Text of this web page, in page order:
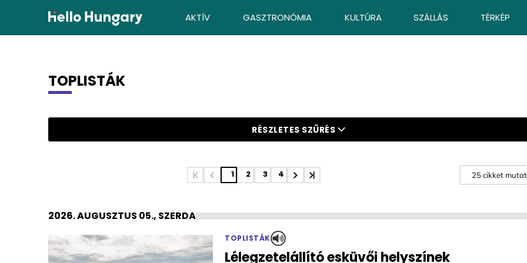
Ugrás a tartalomhoz AKTÍV GASZTRONÓMIA KULTÚRA SZÁLLÁS TÉRKÉP
TOPLISTÁK
RÉSZLETES SZŰRÉS
1 2 3 4
2026. AUGUSZTUS 05., SZERDA
TOPLISTÁK
Lélegzetelállító esküvői helyszínek